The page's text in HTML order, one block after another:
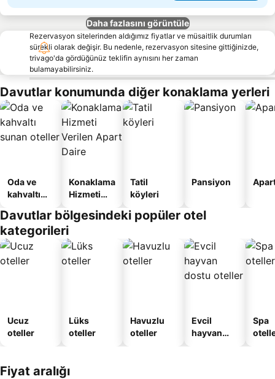
Daha fazlasını görüntüle
Rezervasyon sitelerinden aldığımız fiyatlar ve müsaitlik durumları
sürekli olarak değişir. Bu nedenle, rezervasyon sitesine gittiğinizde,
trivago'da gördüğünüz teklifin aynısını her zaman
bulamayabilirsiniz.
Davutlar konumunda diğer konaklama yerleri
Oda ve
kahvaltı
oteller
Konaklama
Hizmeti
Apart
Tatil
köyleri
Pansiyon
Davutlar bölgesindeki popüler otel
kategorileri
Ucuz
oteller
Lüks
oteller
Havuzlu
oteller
Evcil
hayvan
Spa
Fiyat aralığı